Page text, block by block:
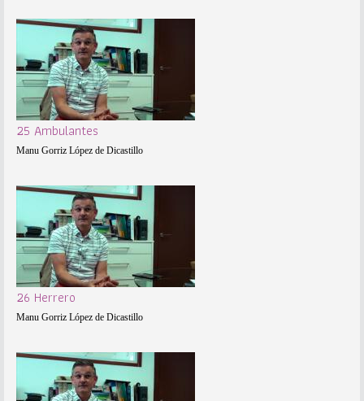
25 Ambulantes
Manu Gorriz López de Dicastillo
26 Herrero
Manu Gorriz López de Dicastillo